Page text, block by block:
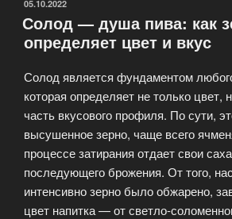
термины
и
ОПУБЛИКОВАНО
05.10.2022
Солод — душа пива: как
определяет цвет и вкус
Солод является фундаментом
которая определяет не только
часть вкусового профиля. По сути,
высушенное зерно, чаще всего
процессе затирания отдает свои
последующего брожения. От того,
интенсивно зерно было обжарено,
цвет напитка — от светло-